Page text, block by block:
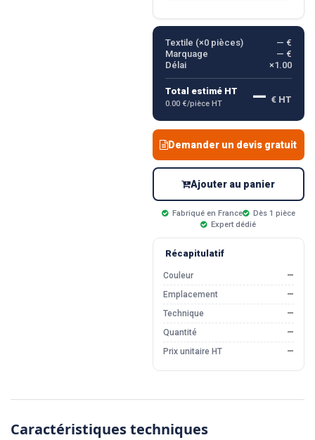
Textile (×0pièces)
— €
Marquage
— €
Délai
×1.00
Total estimé HT
0.00 €/pièce HT — € HT
Demander un devis gratuit
Ajouter au panier
Fabriqué en France
Dès 1 pièce
Expert dédié
Récapitulatif
Couleur
—
Emplacement
—
Technique
—
Quantité
—
Prix unitaire HT
—
Caractéristiques techniques